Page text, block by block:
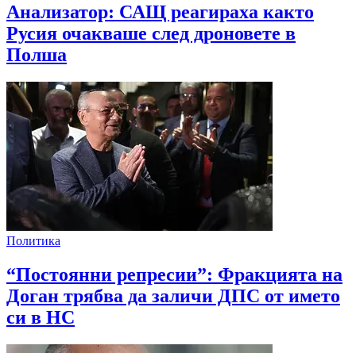
Анализатор: САЩ реагираха както
Русия очакваше след дроновете в
Полша
Политика
“Постоянни репресии”: Фракцията на
Доган трябва да заличи ДПС от името
си в НС